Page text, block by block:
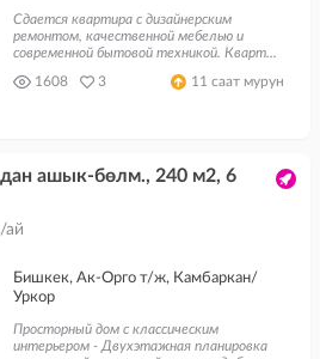
Сдается квартира с дизайнерским
ремонтом, качественной мебелью и
современной бытовой техникой. Кварт...
1608
3 11 саат мурун
ашык-бөлм., 240 м2, 6
ай
Бишкек, Ак-Орго т/ж, Камбаркан/
Уркор
Просторный дом с классическим
интерьером - Двухэтажная планировка